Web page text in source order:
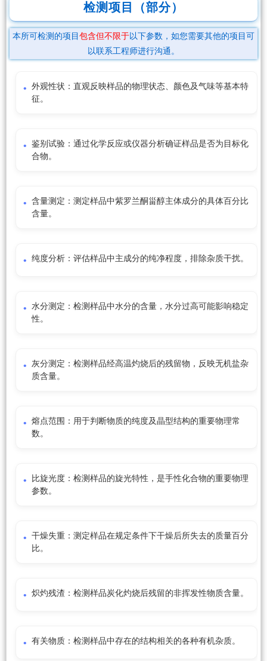
检测项目（部分）
本所可检测的项目 包含但不限于以下参数，如您需要其他的项目可
以联系工程师进行沟通。
外观性状：直观反映样品的物理状态、颜色及气味等基本特
征。
鉴别试验：通过化学反应或仪器分析确证样品是否为目标化
合物。
含量测定：测定样品中紫罗兰酮甾醇主体成分的具体百分比
含量。
纯度分析：评估样品中主成分的纯净程度，排除杂质干扰。
水分测定：检测样品中水分的含量，水分过高可能影响稳定
性。
灰分测定：检测样品经高温灼烧后的残留物，反映无机盐杂
质含量。
熔点范围：用于判断物质的纯度及晶型结构的重要物理常
数。
比旋光度：检测样品的旋光特性，是手性化合物的重要物理
参数。
干燥失重：测定样品在规定条件下干燥后所失去的质量百分
比。
炽灼残渣：检测样品炭化灼烧后残留的非挥发性物质含量。
有关物质：检测样品中存在的结构相关的各种有机杂质。